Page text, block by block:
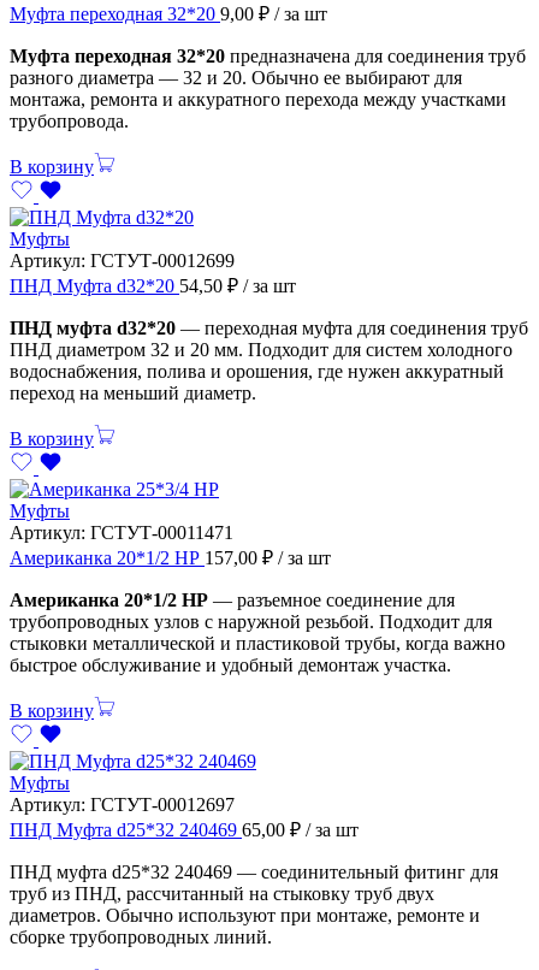
Муфта переходная 32*20 9,00 ₽ / за шт
Муфта переходная 32*20 предназначена для соединения труб
разного диаметра — 32 и 20. Обычно ее выбирают для
монтажа, ремонта и аккуратного перехода между участками
трубопровода.
В корзину
Муфты
Артикул: ГСТУТ-00012699
ПНД Муфта d32*20 54,50 ₽ / за шт
ПНД муфта d32*20 — переходная муфта для соединения труб
ПНД диаметром 32 и 20 мм. Подходит для систем холодного
водоснабжения, полива и орошения, где нужен аккуратный
переход на меньший диаметр.
В корзину
Муфты
Артикул: ГСТУТ-00011471
Американка 20*1/2 НР 157,00 ₽ / за шт
Американка 20*1/2 НР — разъемное соединение для
трубопроводных узлов с наружной резьбой. Подходит для
стыковки металлической и пластиковой трубы, когда важно
быстрое обслуживание и удобный демонтаж участка.
В корзину
Муфты
Артикул: ГСТУТ-00012697
ПНД Муфта d25*32 240469 65,00 ₽ / за шт
ПНД муфта d25*32 240469 — соединительный фитинг для
труб из ПНД, рассчитанный на стыковку труб двух
диаметров. Обычно используют при монтаже, ремонте и
сборке трубопроводных линий.